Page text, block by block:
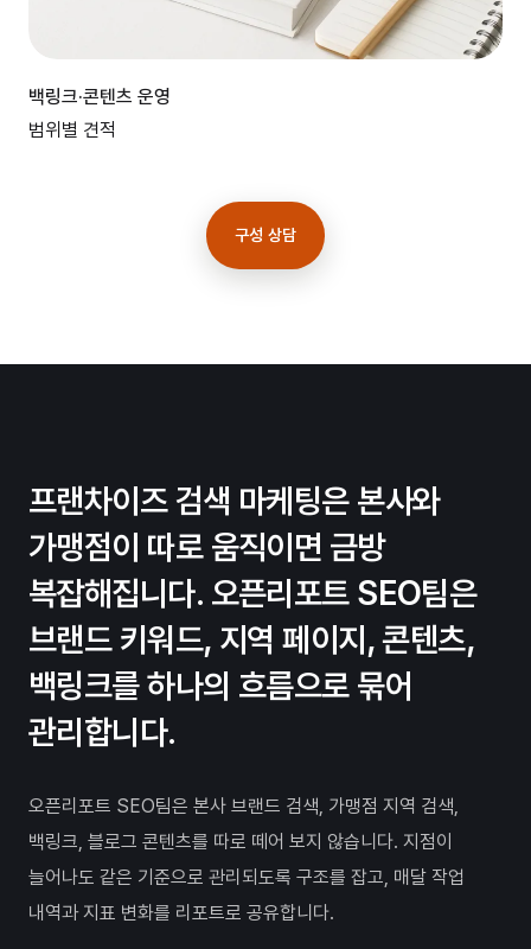
백링크·콘텐츠 운영
범위별 견적
구성 상담
프랜차이즈 검색 마케팅은 본사와
가맹점이 따로 움직이면 금방
복잡해집니다. 오픈리포트 SEO팀은
브랜드 키워드, 지역 페이지, 콘텐츠,
백링크를 하나의 흐름으로 묶어
관리합니다.
오픈리포트 SEO팀은 본사 브랜드 검색, 가맹점 지역 검색,
백링크, 블로그 콘텐츠를 따로 떼어 보지 않습니다. 지점이
늘어나도 같은 기준으로 관리되도록 구조를 잡고, 매달 작업
내역과 지표 변화를 리포트로 공유합니다.